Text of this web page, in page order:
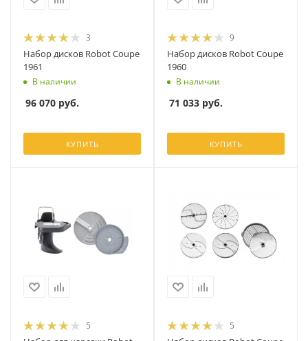
3
Набор дисков Robot Coupe
1961
В наличии
96 070 руб.
КУПИТЬ
9
Набор дисков Robot Coupe
1960
В наличии
71 033 руб.
КУПИТЬ
5 5